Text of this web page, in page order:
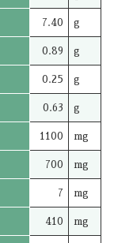
7.40 g
0.89 g
0.25 g
0.63 g
1100 mg
700 mg
7 mg
410 mg